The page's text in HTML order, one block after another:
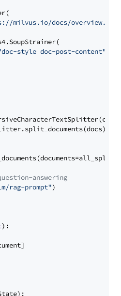
milvus.io/docs/overview.md"
style doc-post-content"
answering
rag-prompt")
):
):